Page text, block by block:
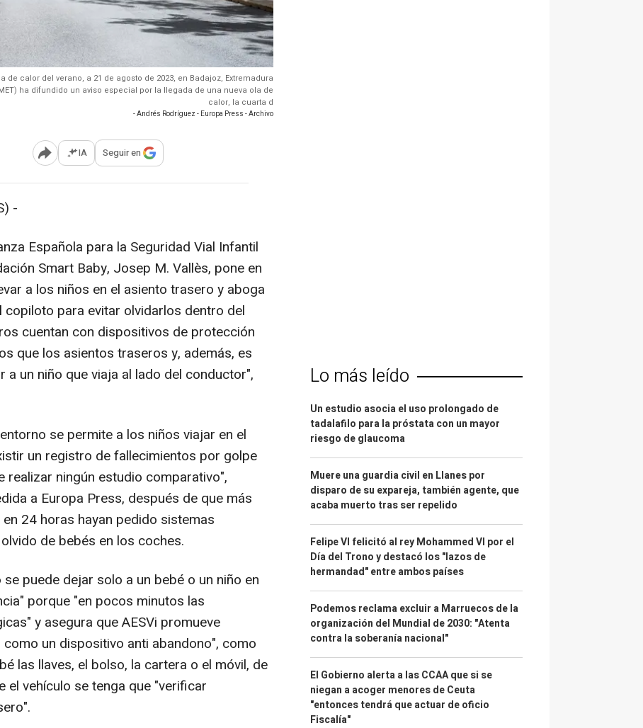
calor del verano, a 21 de agosto de 2023, en Badajoz, Extremadura
ha difundido un aviso especial por la llegada de una nueva ola de
calor, la cuarta d
- Andrés Rodríguez - Europa Press - Archivo
Abrir opciones para compartir
IA Seguir en
-
Española para la Seguridad Vial Infantil
Smart Baby, Josep M. Vallès, pone en
a los niños en el asiento trasero y aboga
para evitar olvidarlos dentro del
cuentan con dispositivos de protección
que los asientos traseros y, además, es
un niño que viaja al lado del conductor",
se permite a los niños viajar en el
un registro de fallecimientos por golpe
realizar ningún estudio comparativo",
a Europa Press, después de que más
24 horas hayan pedido sistemas
de bebés en los coches.
puede dejar solo a un bebé o un niño en
porque "en pocos minutos las
y asegura que AESVi promueve
un dispositivo anti abandono", como
las llaves, el bolso, la cartera o el móvil, de
vehículo se tenga que "verificar
Lo más leído
Un estudio asocia el uso prolongado de
tadalafilo para la próstata con un mayor
riesgo de glaucoma
Muere una guardia civil en Llanes por
disparo de su expareja, también agente, que
acaba muerto tras ser repelido
Felipe VI felicitó al rey Mohammed VI por el
Día del Trono y destacó los "lazos de
hermandad" entre ambos países
Podemos reclama excluir a Marruecos de la
organización del Mundial de 2030: "Atenta
contra la soberanía nacional"
El Gobierno alerta a las CCAA que si se
niegan a acoger menores de Ceuta
"entonces tendrá que actuar de oficio
Fiscalía"